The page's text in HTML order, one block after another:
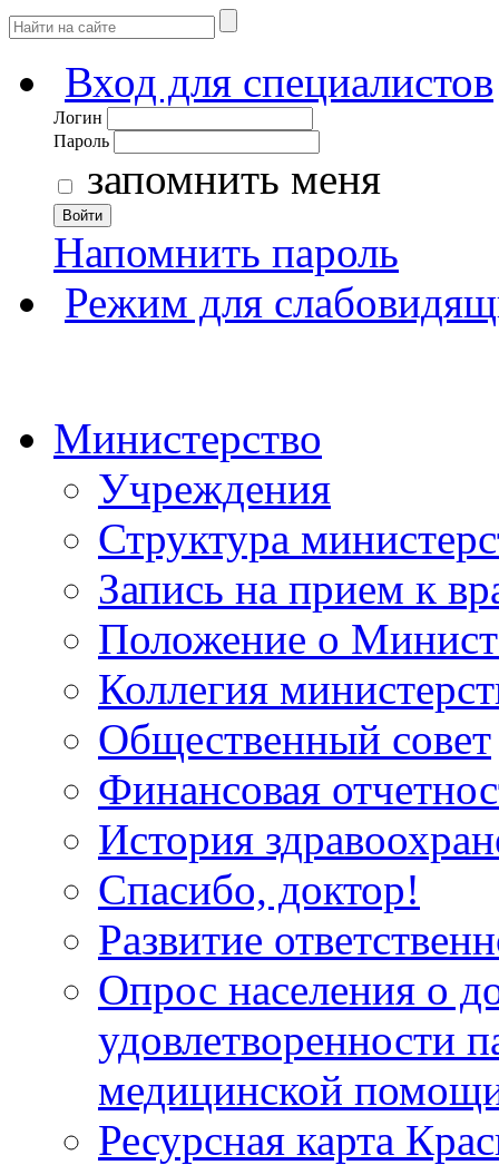
Вход для специалистов
Логин
Пароль
запомнить меня
Войти
Напомнить пароль
Режим для
Министерство
Учреждения
Структура
Запись на прием к
Положение о
Коллегия
Общественный совет
Финансовая
История
Спасибо, доктор!
Развитие
Опрос населения о
удовлетворенности
медицинской
Ресурсная карта